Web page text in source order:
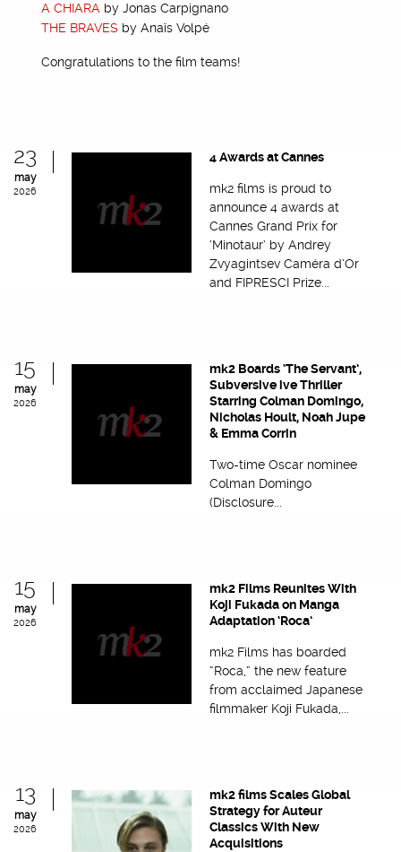
A CHIARA by Jonas Carpignano
THE BRAVES by Anaïs Volpé
Congratulations to the film teams!
23
may
2026
4 Awards at Cannes
mk2 films is proud to
announce 4 awards at
Cannes Grand Prix for
‘Minotaur’ by Andrey
Zvyagintsev Caméra d’Or
and FIPRESCI Prize...
15
may
2026
mk2 Boards ‘The Servant’,
Subversive ive Thriller
Starring Colman Domingo,
Nicholas Hoult, Noah Jupe
& Emma Corrin
Two-time Oscar nominee
Colman Domingo
(Disclosure...
15
may
2026
mk2 Films Reunites With
Koji Fukada on Manga
Adaptation ‘Roca’
mk2 Films has boarded
“Roca,” the new feature
from acclaimed Japanese
filmmaker Koji Fukada,...
13
may
2026
mk2 films Scales Global
Strategy for Auteur
Classics With New
Acquisitions